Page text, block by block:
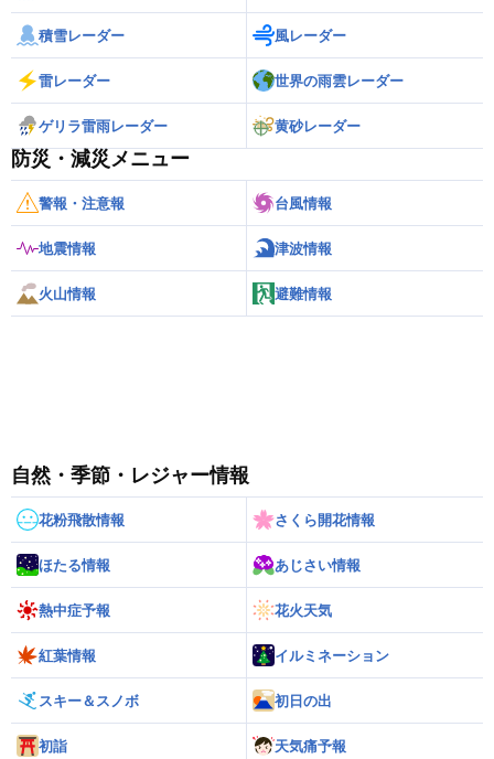
積雪レーダー 風レーダー
雷レーダー 世界の雨雲レーダー
ゲリラ雷雨レーダー 黄砂レーダー
防災・減災メニュー
警報・注意報 台風情報
地震情報 津波情報
火山情報 避難情報
自然・季節・レジャー情報
花粉飛散情報 さくら開花情報
ほたる情報 あじさい情報
熱中症予報 花火天気
紅葉情報 イルミネーション
スキー＆スノボ 初日の出
初詣 天気痛予報